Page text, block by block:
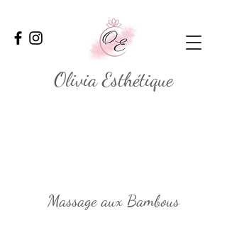
Olivia Esthétique
Massage aux Bambous